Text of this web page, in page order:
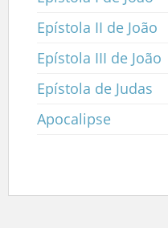
Epístola II de João
Epístola III de João
Epístola de Judas
Apocalipse